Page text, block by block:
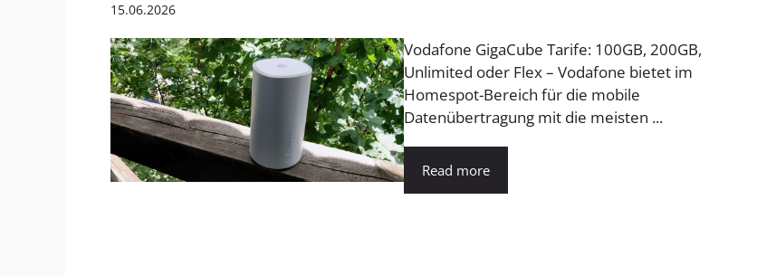
15.06.2026
Vodafone GigaCube Tarife: 100GB, 200GB,
Unlimited oder Flex – Vodafone bietet im
Homespot-Bereich für die mobile
Datenübertragung mit die meisten ...
Read more